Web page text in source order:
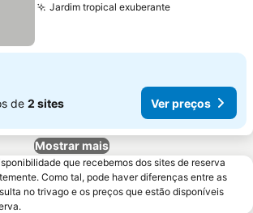
Jardim tropical exuberante
de 2 sites Ver preços
Mostrar mais
que recebemos dos sites de reserva
Como tal, pode haver diferenças entre as
no trivago e os preços que estão disponíveis